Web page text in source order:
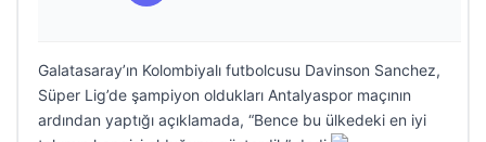
Galatasaray’ın Kolombiyalı futbolcusu Davinson Sanchez,
Süper Lig’de şampiyon oldukları Antalyaspor maçının
ardından yaptığı açıklamada, “Bence bu ülkedeki en iyi